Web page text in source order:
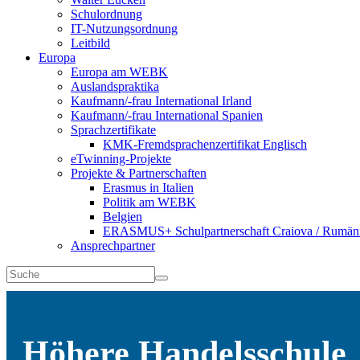
Schulordnung
IT-Nutzungsordnung
Leitbild
Europa
Europa am WEBK
Auslandspraktika
Kaufmann/-frau International Irland
Kaufmann/-frau International Spanien
Sprachzertifikate
KMK-Fremdsprachenzertifikat Englisch
eTwinning-Projekte
Projekte & Partnerschaften
Erasmus in Italien
Politik am WEBK
Belgien
ERASMUS+ Schulpartnerschaft Craiova /
Ansprechpartner